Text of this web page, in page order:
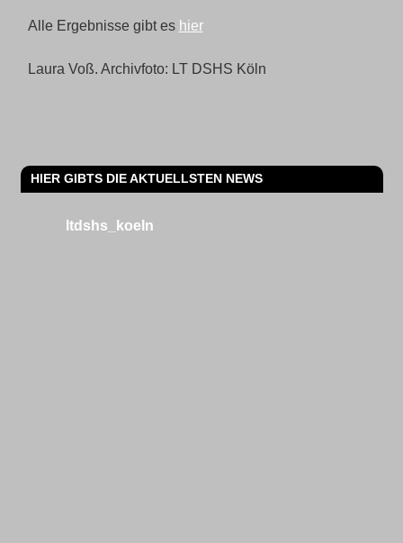
Alle Ergebnisse gibt es hier
Laura Voß. Archivfoto: LT DSHS Köln
HIER GIBTS DIE AKTUELLSTEN NEWS
ltdshs_koeln